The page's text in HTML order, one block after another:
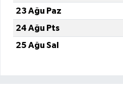
23 Ağu Paz
24 Ağu Pts
25 Ağu Sal